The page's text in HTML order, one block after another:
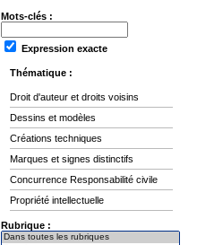
Mots-clés :
Expression exacte
Thématique :
Droit d'auteur et droits voisins
Dessins et modèles
Créations techniques
Marques et signes distinctifs
Concurrence Responsabilité civile
Propriété intellectuelle
Rubrique :